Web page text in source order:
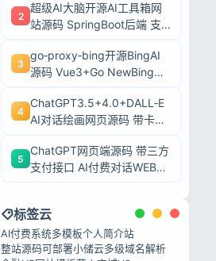
2
超级AI大脑开源AI工具箱网
站源码 SpringBoot后端 支
3
go‑proxy‑bing开源BingAI
源码 Vue3+Go NewBing网
4
ChatGPT3.5+4.0+DALL‑E
AI对话绘画网页源码 带卡密
5
ChatGPT网页端源码 带三方
支付接口 AI付费对话WEB系
标签云
AI付费系统多模板个人简介站
整站源码可部署小储云多级域名解析